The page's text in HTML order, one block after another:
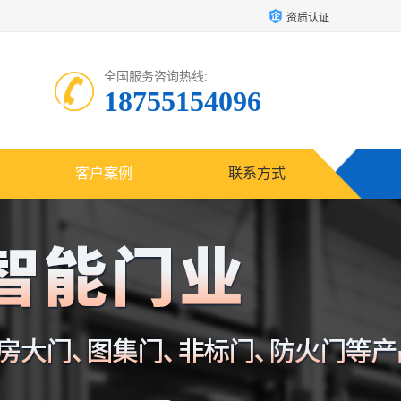
资质认证
全国服务咨询热线:
18755154096
客户案例 联系方式